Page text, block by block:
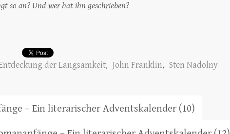
so an? Und wer hat ihn geschrieben?
der Langsamkeit, John Franklin, Sten Nadolny
– Ein literarischer Adventskalender (10)